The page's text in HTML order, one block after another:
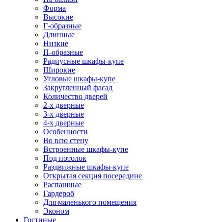
Форма
Высокие
Г-образные
Длинные
Низкие
П-образные
Радиусные шкафы-купе
Широкие
Угловые шкафы-купе
Закругленный фасад
Количество дверей
2-х дверные
3-х дверные
4-х дверные
Особенности
Во всю стену
Встроенные шкафы-купе
Под потолок
Раздвижные шкафы-купе
Открытая секция посередине
Распашные
Гардероб
Для маленького помещения
Эконом
Гостиные